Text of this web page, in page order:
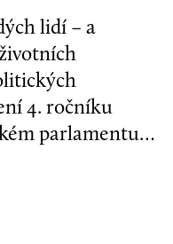
lidí – a
4. ročníku
parlamentu v
nové